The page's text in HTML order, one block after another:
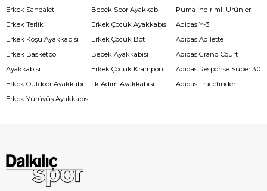
Erkek Sandalet
Erkek Terlik
Erkek Koşu Ayakkabısı
Erkek Basketbol
Ayakkabısı
Erkek Outdoor Ayakkabı
Erkek Yürüyüş Ayakkabısı
Bebek Spor Ayakkabı
Erkek Çocuk Ayakkabısı
Erkek Çocuk Bot
Bebek Ayakkabısı
Erkek Çocuk Krampon
İlk Adım Ayakkabısı
Puma İndirimli Ürünler
Adidas Y-3
Adidas Adilette
Adidas Grand Court
Adidas Response Super 3.0
Adidas Tracefinder